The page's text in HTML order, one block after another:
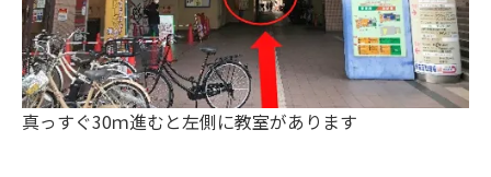
真っすぐ30ｍ進むと左側に教室があります